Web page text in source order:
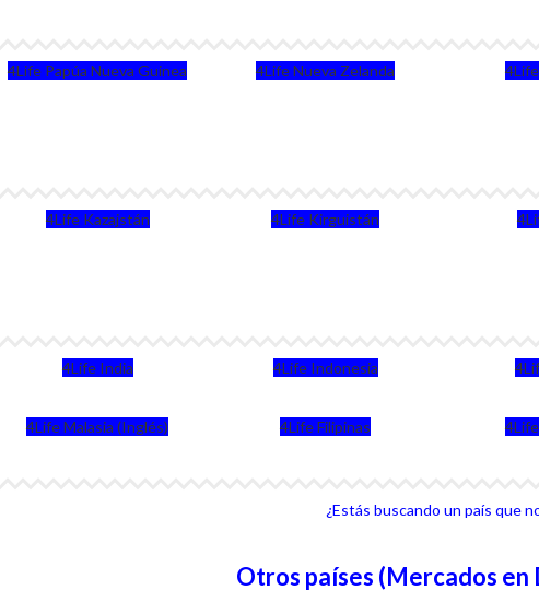
4Life Papúa Nueva Guinea 4Life Nueva Zelanda
4Life Kazajstán 4Life Kirguistán
4Life India 4Life Indonesia
4Life Malasia (Inglés) 4Life Filipinas
¿Estás buscando un país que
Otros países (Mercados